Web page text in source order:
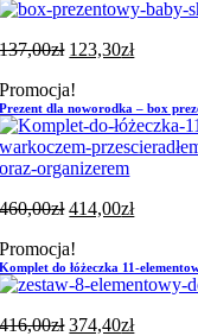
137,00zł 123,30zł
Promocja!
Prezent dla noworodka – box
460,00zł 414,00zł
Promocja!
Komplet do łóżeczka 11-
416,00zł 374,40zł